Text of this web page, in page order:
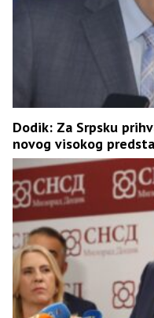
Dodik: Za Srpsku
novog visokog